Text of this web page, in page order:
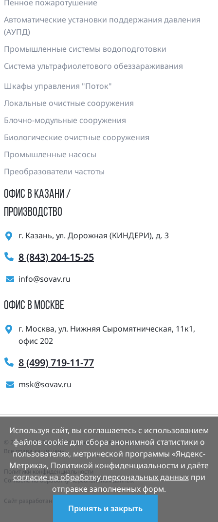
Пенное пожаротушение
Автоматические установки поддержания давления
(АУПД)
Промышленные системы водоподготовки
Система ультрафиолетового обеззараживания
Шкафы управления "Поток"
Локальные очистные сооружения
Блочно-модульные сооружения
Биологические очистные сооружения
Промышленные насосы
Преобразователи частоты
ОФИС В КАЗАНИ /
ПРОИЗВОДСТВО
г. Казань, ул. Дорожная (КИНДЕРИ), д. 3
8 (843) 204-15-25
info@sovav.ru
ОФИС В МОСКВЕ
г. Москва, ул. Нижняя Сыромятническая, 11к1,
офис 202
8 (499) 719-11-77
msk@sovav.ru
© 2025 ООО «Завод «Современная Автоматика».
Все права защищены.
Политики конфиденциальности
Согласие на обработку персональных данных
Cайт разработан
Используя сайт, вы соглашаетесь с использованием
файлов cookie для сбора анонимной статистики о
пользователях, метрической программы «Яндекс-
Метрика», Политикой конфиденциальности и даёте
согласие на обработку персональных данныхпри
отправке заполненных форм.
Принять и закрыть